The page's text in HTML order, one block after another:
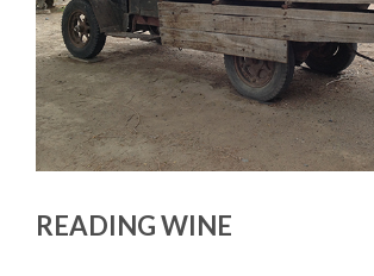
READING WINE